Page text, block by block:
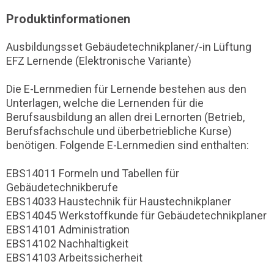
Produktinformationen
Ausbildungsset Gebäudetechnikplaner/-in Lüftung
EFZ Lernende (Elektronische Variante)
Die E-Lernmedien für Lernende bestehen aus den
Unterlagen, welche die Lernenden für die
Berufsausbildung an allen drei Lernorten (Betrieb,
Berufsfachschule und überbetriebliche Kurse)
benötigen. Folgende E-Lernmedien sind enthalten:
EBS14011 Formeln und Tabellen für
Gebäudetechnikberufe
EBS14033 Haustechnik für Haustechnikplaner
EBS14045 Werkstoffkunde für Gebäudetechnikplaner
EBS14101 Administration
EBS14102 Nachhaltigkeit
EBS14103 Arbeitssicherheit